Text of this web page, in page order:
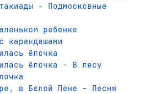
- Подмосковные
ребенке
карандашами
ёлочка
ёлочка - В лесу
в Белой Пене - Песня